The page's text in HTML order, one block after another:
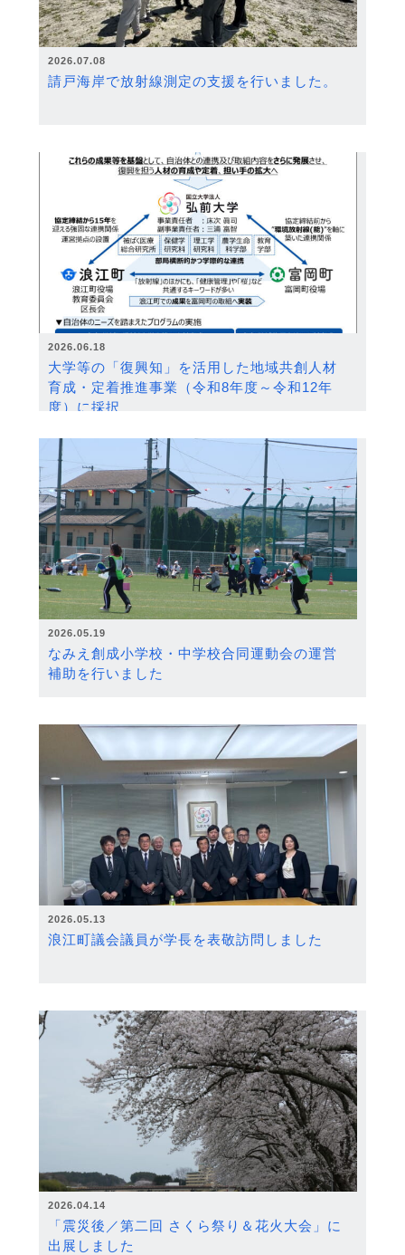
2026.07.08
請戸海岸で放射線測定の支援を行いました。
2026.06.18
大学等の「復興知」を活用した地域共創人材
育成・定着推進事業（令和8年度～令和12年
度）に採択
2026.05.19
なみえ創成小学校・中学校合同運動会の運営
補助を行いました
2026.05.13
浪江町議会議員が学長を表敬訪問しました
2026.04.14
「震災後／第二回 さくら祭り＆花火大会」に
出展しました